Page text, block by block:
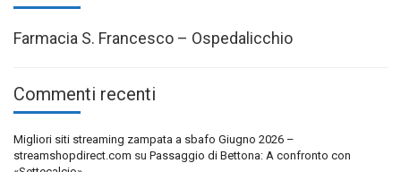
Farmacia S. Francesco – Ospedalicchio
Commenti recenti
Migliori siti streaming zampata a sbafo Giugno 2026 –
streamshopdirect.com su Passaggio di Bettona: A confronto con